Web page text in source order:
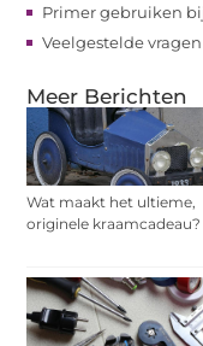
Primer gebruiken
Veelgestelde vragen
Meer Berichten
Wat maakt het ultieme,
originele kraamcadeau?